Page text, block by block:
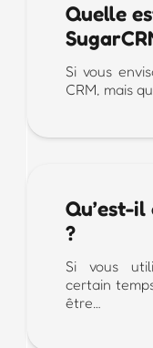
Quelle
Si vous
CRM, mais
Qu’est-
?
Si vous
certain
être…